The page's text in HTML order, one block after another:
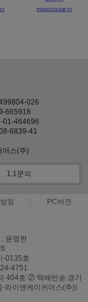
026
665918
01-464696
6839-41
머스(주)
1:1문의
침 PC버전
윤명헌
-0135호
4751
404호 ② 택배반송:경기
와이앤케이커머스(주))